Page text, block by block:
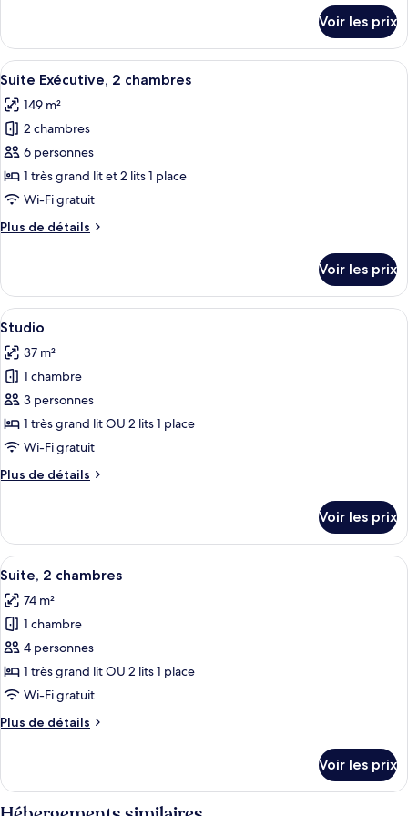
de
chambre :
Chambre
le
type
de
Chambre
Voir les prix
Afficher
toutes
les
photos
pour
ce
type
chambre :
2
chambres
Une chambre à coucher avec un lit,
26
Suite Exécutive, 2 chambres
149 m²
2 chambres
6 personnes
1 très grand lit et 2 lits 1 place
Wi-Fi gratuit
Plus de détails
Plus
le
type
de
Suite
Exécutive,
chambres
Voir les prix
Afficher
toutes
les
photos
pour
ce
type
chambre :
Une chambre d’hôtel moderne
10
Studio
37 m²
1 chambre
3 personnes
1 très grand lit OU 2 lits 1 place
Wi-Fi gratuit
Plus de détails
Plus
le
type
de
Studio
Voir les prix
Afficher
toutes
les
photos
pour
ce
type
chambre :
chambres
Une chambre d’hôtel avec deux lits,
9
Suite, 2 chambres
74 m²
1 chambre
4 personnes
1 très grand lit OU 2 lits 1 place
Wi-Fi gratuit
Plus de détails
Plus
le
type
Voir les prix